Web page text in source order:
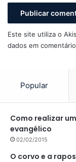
Este site utiliza o
dados em
Popular
Como realizar
evangélico
02/02/2015
O corvo e a